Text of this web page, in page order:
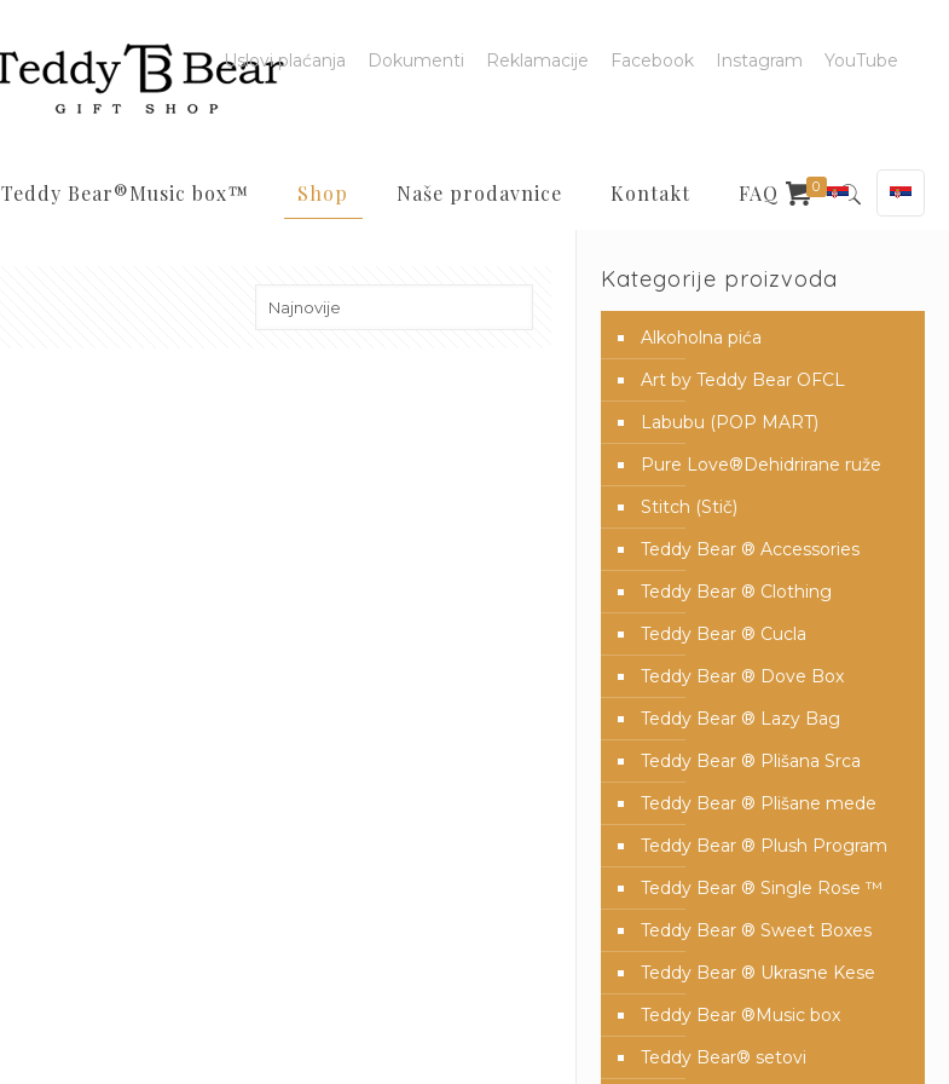
Teddy Bear®️Music box™️ Shop Naše prodavnice Kontakt FAQ
Uslovi plaćanja Dokumenti Reklamacije Facebook Instagram YouTube
0
Kategorije proizvoda
Alkoholna pića
Art by Teddy Bear OFCL
Labubu (POP MART)
Pure Love®️Dehidrirane ruže
Stitch (Stič)
Teddy Bear ® Accessories
Teddy Bear ® Clothing
Teddy Bear ® Cucla
Teddy Bear ® Dove Box
Teddy Bear ® Lazy Bag
Teddy Bear ® Plišana Srca
Teddy Bear ® Plišane mede
Teddy Bear ® Plush Program
Teddy Bear ® Single Rose ™
Teddy Bear ® Sweet Boxes
Teddy Bear ® Ukrasne Kese
Teddy Bear ®Music box
Teddy Bear® setovi